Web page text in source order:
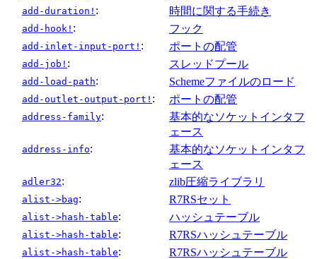
add-duration! : 時間に関する手続き
add-hook! : フック
add-inlet-input-port! : ポートの配管
add-job! : スレッドプール
add-load-path: Schemeファイルのロード
add-outlet-output-port! : ポートの配管
address-family:
基本的なソケットインタフ
ェース
address-info:
基本的なソケットインタフ
ェース
adler32: zlib圧縮ライブラリ
alist->bag: R7RSセット
alist->hash-table: ハッシュテーブル
alist->hash-table: R7RSハッシュテーブル
alist->hash-table: R7RSハッシュテーブル